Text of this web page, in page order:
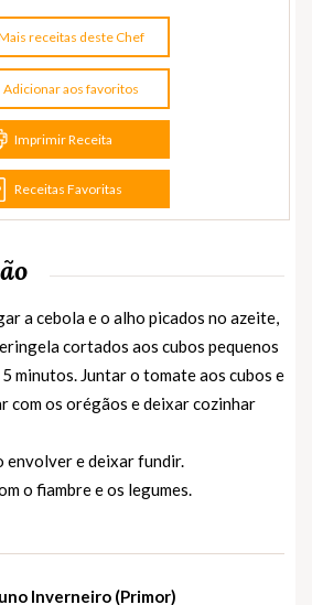
receitas deste Chef
Adicionar aos favoritos
Imprimir Receita
Receitas Favoritas
a cebola e o alho picados no azeite,
cortados aos cubos pequenos
minutos. Juntar o tomate aos cubos e
com os orégãos e deixar cozinhar
envolver e deixar fundir.
o fiambre e os legumes.
Inverneiro (Primor)